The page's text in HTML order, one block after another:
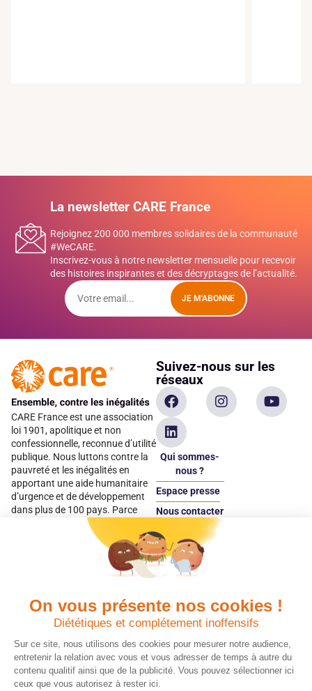
On vous présente nos cookies !
Diététiques et complétement inoffensifs
Sur ce site, nous utilisons des cookies pour mesurer notre audience,
entretenir la relation avec vous et vous adresser de temps à autre du
contenu qualitif ainsi que de la publicité. Vous pouvez sélectionner ici
ceux que vous autorisez à rester ici.
La newsletter CARE France
Rejoignez 200 000 membres solidaires de la communauté
#WeCARE.
Inscrivez-vous à notre newsletter mensuelle pour recevoir
des histoires inspirantes et des décryptages de l’actualité.
JE M'ABONNE
CARE France est une association
loi 1901, apolitique et non
confessionnelle, reconnue d’utilité
publique. Nous luttons contre la
pauvreté et les inégalités en
apportant une aide humanitaire
d’urgence et de développement
dans plus de 100 pays. Parce
qu’elles sont les premières
victimes des inégalités, CARE met
les femmes et les filles au cœur
Suivez-nous sur les
réseaux
Qui sommes-
nous ?
Espace presse
Nous contacter
Espace
donateur
Quels avantages fiscaux ?
Chaque don effectué à une
association reconnue d’utilité
publique comme CARE, est
déductible jusqu’à 75 % de l’impôt
sur le revenu. Modalités de
Donner en confiance
Vos dons sont
déductibles à 75 % de
vos impôts. Depuis
plus de 15 ans, CARE
France est une